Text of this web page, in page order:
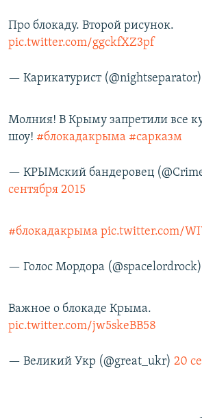
Про блокаду. Второй рисунок.
pic.twitter.com/ggckfXZ3pf
— Карикатурист (@nightseparator)
Молния! В Крыму запретили все
шоу! #блокадакрыма #сарказм
— КРЫМский бандеровец
сентября 2015
#блокадакрыма pic.twitter.com/
— Голос Мордора (@spacelordrock)
Важное о блокаде Крыма.
pic.twitter.com/jw5skeBB58
— Великий Укр (@great_ukr) 20